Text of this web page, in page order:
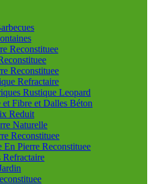
Reconstituee
Reconstituee
Refractaire
Rustique Leopard
et Fibre et Dalles Béton
Reduit
Naturelle
Reconstituee
En Pierre Reconstituee
Refractaire